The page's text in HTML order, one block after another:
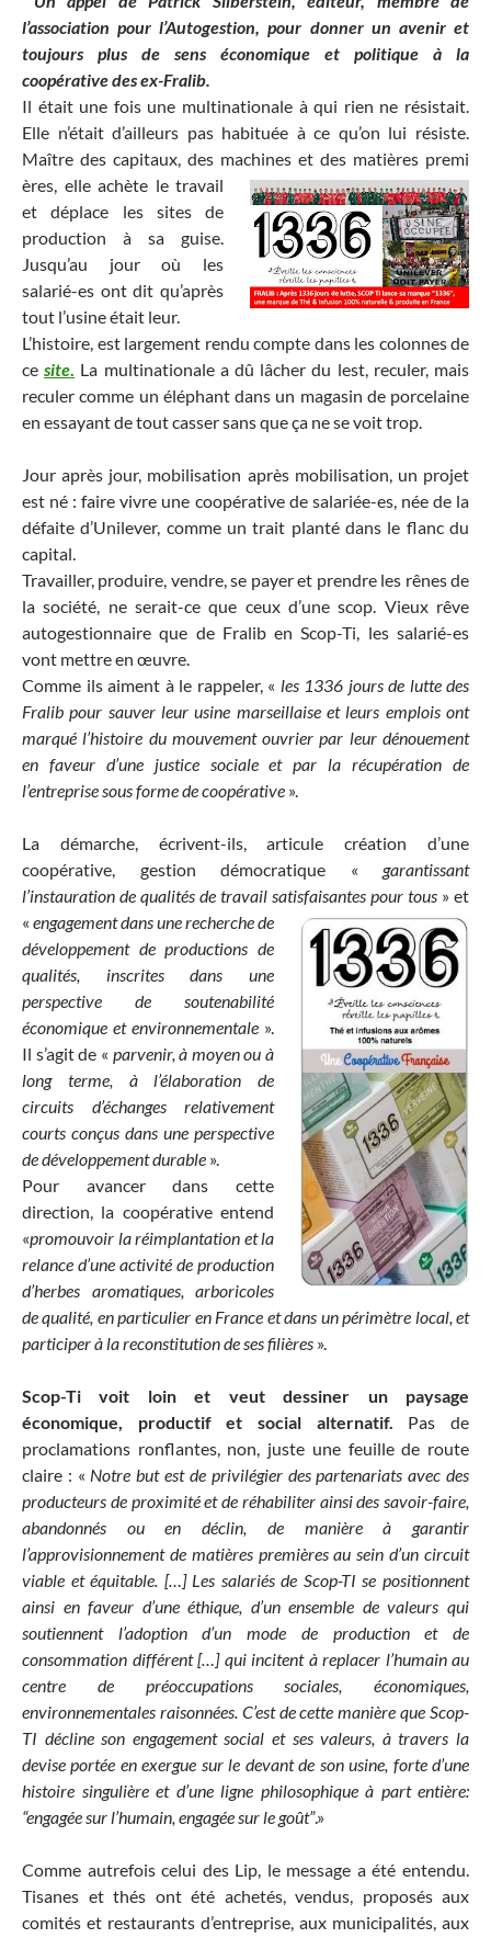
l’association pour l’Autogestion, pour donner un avenir et
toujours plus de sens économique et politique à la
coopérative des ex-Fralib.
Il était une fois une multinationale à qui rien ne résistait.
Elle n’était d’ailleurs pas habituée à ce qu’on lui résiste.
Maître des capitaux, des machines et des matières premi
ères, elle achète le travail
et déplace les sites de
production à sa guise.
Jusqu’au jour où les
salarié-es ont dit qu’après
tout l’usine était leur.
L’histoire, est largement rendu compte dans les colonnes de
ce site La multinationale a dû lâcher du lest, reculer, mais
reculer comme un éléphant dans un magasin de porcelaine
en essayant de tout casser sans que ça ne se voit trop.
Jour après jour, mobilisation après mobilisation, un projet
est né : faire vivre une coopérative de salariée-es, née de la
défaite d’Unilever, comme un trait planté dans le flanc du
capital.
Travailler, produire, vendre, se payer et prendre les rênes de
la société, ne serait-ce que ceux d’une scop. Vieux rêve
autogestionnaire que de Fralib en Scop-Ti, les salarié-es
vont mettre en œuvre.
Comme ils aiment à le rappeler, « les 1336 jours de lutte des
Fralib pour sauver leur usine marseillaise et leurs emplois ont
marqué l’histoire du mouvement ouvrier par leur dénouement
en faveur d’une justice sociale et par la récupération de
l’entreprise sous forme de coopérative ».
La démarche, écrivent-ils, articule création d’une
coopérative, gestion démocratique « garantissant
l’instauration de qualités de travail satisfaisantes pour tous » et
« engagement dans une recherche de
développement de productions de
qualités, inscrites dans une
perspective de soutenabilité
économique et environnementale ».
Il s’agit de « parvenir, à moyen ou à
long terme, à l’élaboration de
circuits d’échanges relativement
courts conçus dans une perspective
de développement durable ».
Pour avancer dans cette
direction, la coopérative entend
«promouvoir la réimplantation et la
relance d’une activité de production
d’herbes aromatiques, arboricoles
de qualité, en particulier en France et dans un périmètre local, et
participer à la reconstitution de ses filières ».
Scop-Ti voit loin et veut dessiner un paysage
économique, productif et social alternatif.
Pas de
proclamations ronflantes, non, juste une feuille de route
claire : « Notre but est de privilégier des partenariats avec des
producteurs de proximité et de réhabiliter ainsi des savoir-faire,
abandonnés ou en déclin, de manière à garantir
l’approvisionnement de matières premières au sein d’un circuit
viable et équitable. […] Les salariés de Scop-TI se positionnent
ainsi en faveur d’une éthique, d’un ensemble de valeurs qui
soutiennent l’adoption d’un mode de production et de
consommation différent […] qui incitent à replacer l’humain au
centre de préoccupations sociales, économiques,
environnementales raisonnées. C’est de cette manière que Scop-
TI décline son engagement social et ses valeurs, à travers la
devise portée en exergue sur le devant de son usine, forte d’une
histoire singulière et d’une ligne philosophique à part entière:
“engagée sur l’humain, engagée sur le goût”.»
Comme autrefois celui des Lip, le message a été entendu.
Tisanes et thés ont été achetés, vendus, proposés aux
comités et restaurants d’entreprise, aux municipalités, aux